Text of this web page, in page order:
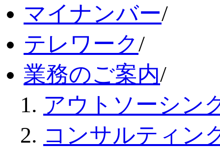
マイナンバー/
テレワーク/
業務のご案内/
アウトソーシン
コンサルティン